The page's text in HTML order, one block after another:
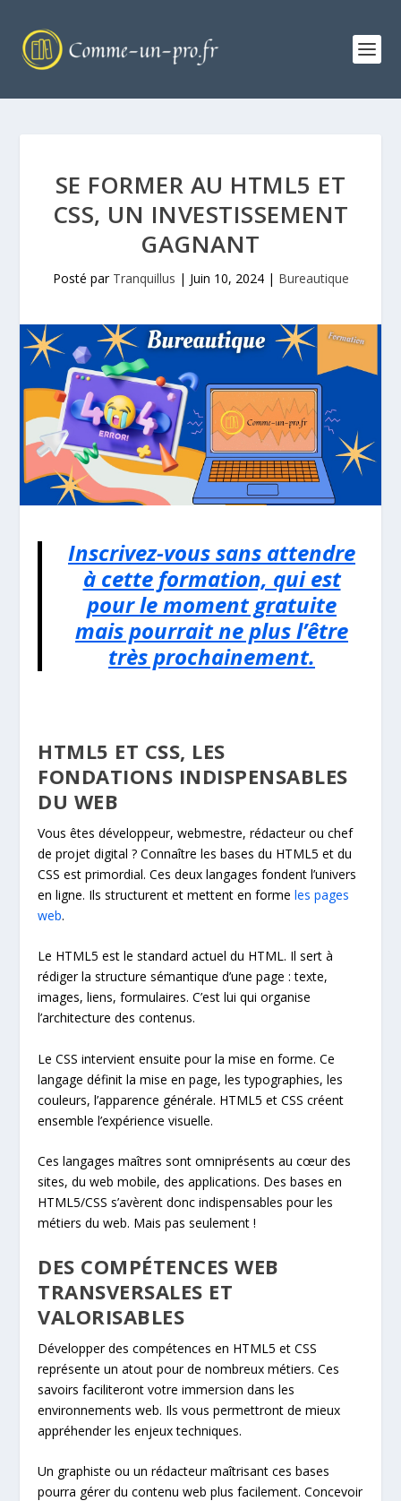
SE FORMER AU HTML5 ET
CSS, UN INVESTISSEMENT
GAGNANT
Posté par Tranquillus | Juin 10, 2024| Bureautique
Inscrivez-vous sans attendre
à cette formation, qui est
pour le moment gratuite
mais pourrait ne plus l’être
très prochainement.
HTML5 ET CSS, LES
FONDATIONS INDISPENSABLES
DU WEB
Vous êtes développeur, webmestre, rédacteur ou chef
de projet digital ? Connaître les bases du HTML5 et du
CSS est primordial. Ces deux langages fondent l’univers
en ligne. Ils structurent et mettent en formeles pages
web.
Le HTML5 est le standard actuel du HTML. Il sert à
rédiger la structure sémantique d’une page : texte,
images, liens, formulaires. C’est lui qui organise
l’architecture des contenus.
Le CSS intervient ensuite pour la mise en forme. Ce
langage définit la mise en page, les typographies, les
couleurs, l’apparence générale. HTML5 et CSS créent
ensemble l’expérience visuelle.
Ces langages maîtres sont omniprésents au cœur des
sites, du web mobile, des applications. Des bases en
HTML5/CSS s’avèrent donc indispensables pour les
métiers du web. Mais pas seulement !
DES COMPÉTENCES WEB
TRANSVERSALES ET
VALORISABLES
Développer des compétences en HTML5 et CSS
représente un atout pour de nombreux métiers. Ces
savoirs faciliteront votre immersion dans les
environnements web. Ils vous permettront de mieux
appréhender les enjeux techniques.
Un graphiste ou un rédacteur maîtrisant ces bases
pourra gérer du contenu web plus facilement. Concevoir